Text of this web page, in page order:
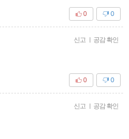
0
0
신고 | 공감 확인
0
0
신고 | 공감 확인